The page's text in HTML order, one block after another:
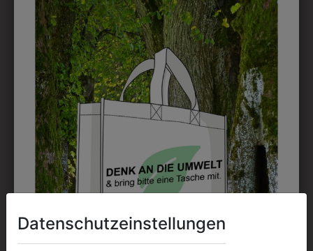
Perfekt für große Logos und für kleine Details, jedoch
kostet jede Farbe extra und ist erst ab 12 Stück
möglich. Waschbar bis zu 60°C.
DAS KÖNNTE IHNEN
AUCH GEFALLEN
Datenschutzeinstellungen